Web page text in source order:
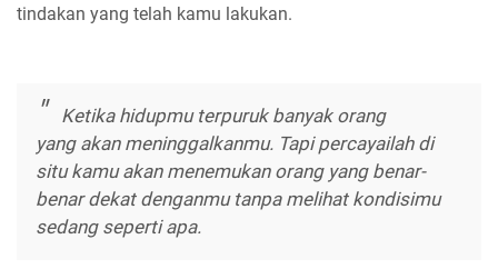
tindakan yang telah kamu lakukan.
Ketika hidupmu terpuruk banyak orang
yang akan meninggalkanmu. Tapi percayailah di
situ kamu akan menemukan orang yang benar-
benar dekat denganmu tanpa melihat kondisimu
sedang seperti apa.